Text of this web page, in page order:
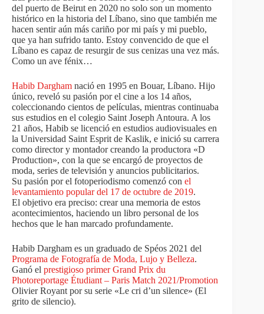
del puerto de Beirut en 2020 no solo son un momento
histórico en la historia del Líbano, sino que también me
hacen sentir aún más cariño por mi país y mi pueblo,
que ya han sufrido tanto. Estoy convencido de que el
Líbano es capaz de resurgir de sus cenizas una vez más.
Como un ave fénix…
Habib Dargham nació en 1995 en Bouar, Líbano. Hijo
único, reveló su pasión por el cine a los 14 años,
coleccionando cientos de películas, mientras continuaba
sus estudios en el colegio Saint Joseph Antoura. A los
21 años, Habib se licenció en estudios audiovisuales en
la Universidad Saint Esprit de Kaslik, e inició su carrera
como director y montador creando la productora «D
Production», con la que se encargó de proyectos de
moda, series de televisión y anuncios publicitarios.
Su pasión por el fotoperiodismo comenzó con el
levantamiento popular del 17 de octubre de 2019.
El objetivo era preciso: crear una memoria de estos
acontecimientos, haciendo un libro personal de los
hechos que le han marcado profundamente.
Habib Dargham es un graduado de Spéos 2021 del
Programa de Fotografía de Moda, Lujo y Belleza.
Ganó el prestigioso primer Grand Prix du
Photoreportage Étudiant – Paris Match 2021/Promotion
Olivier Royant por su serie «Le cri d’un silence» (El
grito de silencio).